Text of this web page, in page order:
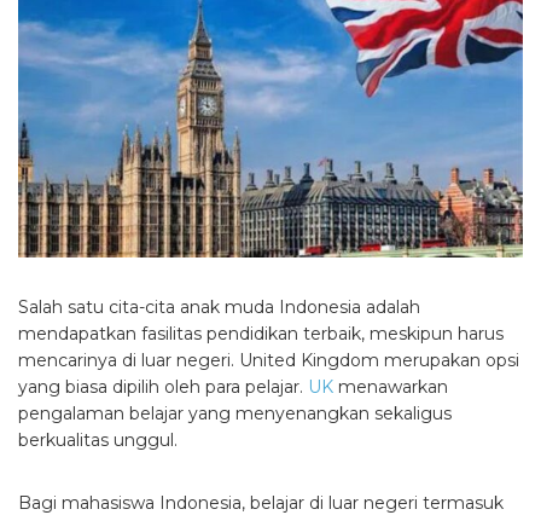
Salah satu cita-cita anak muda Indonesia adalah
mendapatkan fasilitas pendidikan terbaik, meskipun harus
mencarinya di luar negeri. United Kingdom merupakan opsi
yang biasa dipilih oleh para pelajar. UK menawarkan
pengalaman belajar yang menyenangkan sekaligus
berkualitas unggul.
Bagi mahasiswa Indonesia, belajar di luar negeri termasuk